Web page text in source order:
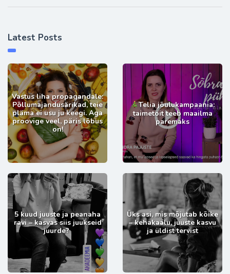
Latest Posts
Vastus liha propagandale:
Põllumajandusärikad, teie
pläma ei usu ju keegi. Aga
proovige veel, päris lõbus
on!
Telia jõulukampaania:
taimetoit teeb maailma
paremaks
5 kuud juuste ja peanaha
ravi – kasvas siis juukseid
juurde?
Üks asi, mis mõjutab kõike
– kehakaalu, juuste kasvu
ja üldist tervist